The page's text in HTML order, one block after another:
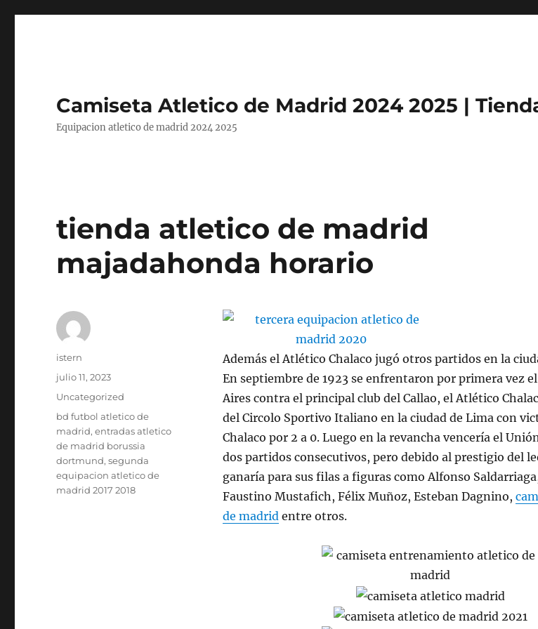
Camiseta Atletico de Madrid 2024 2025 |
Equipacion atletico de madrid 2024 2025
tienda atletico de madrid
majadahonda horario
Además el Atlético Chalaco jugó otros partidos en la
En septiembre de 1923 se enfrentaron por primera vez
Aires contra el principal club del Callao, el Atlético
del Circolo Sportivo Italiano en la ciudad de Lima con
Chalaco por 2 a 0. Luego en la revancha vencería el
dos partidos consecutivos, pero debido al prestigio del
ganaría para sus filas a figuras como Alfonso
Faustino Mustafich, Félix Muñoz, Esteban Dagnino,
de madridentre otros.
Autor
istern
Publicado
julio 11, 2023
Categorías
Uncategorized
Etiquetas
bd futbol atletico de
madrid,entradas atletico
de madrid borussia
dortmund,segunda
equipacion atletico de
madrid 2017 2018